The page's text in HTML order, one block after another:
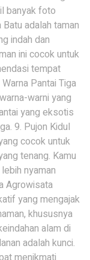
banyak foto
adalah taman
indah dan
ini cocok untuk
tempat
Pantai Tiga
warni yang
yang eksotis
9. Pujon Kidul
cocok untuk
tenang. Kamu
nyaman
Agrowisata
yang mengajak
khususnya
alam di
adalah kunci.